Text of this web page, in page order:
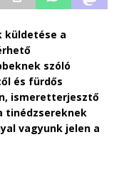
küldetése a
szóló
és fürdős
ismeretterjesztő
tinédzsereknek
vagyunk jelen a